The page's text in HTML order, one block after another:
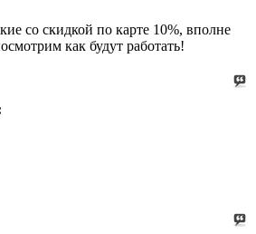
со скидкой по карте 10%, вполне
как будут работать!